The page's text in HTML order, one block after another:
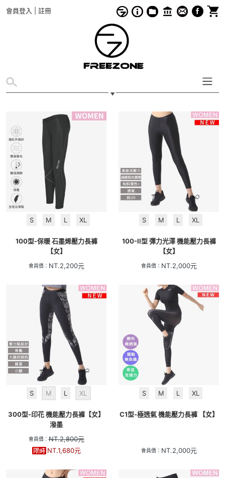
會員登入 註冊
S M L XL
100型-保暖 石墨烯壓力長褲
【女】
會員價： NT.2,200元
S M L XL
100-II型 彈力光澤 機能壓力長褲
【女】
會員價： NT.2,000元
S M L XL
300型-印花 機能壓力長褲【女】
潑墨
會員價：NT.2,800元
NT.1,680元
S M L XL
C1型-極透氣 機能壓力長褲 【女】
會員價： NT.2,000元